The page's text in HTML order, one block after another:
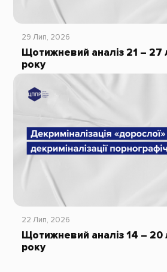
29 Лип, 2026
Щотижневий аналіз 21 – 27
року
22 Лип, 2026
Щотижневий аналіз 14 – 20
року